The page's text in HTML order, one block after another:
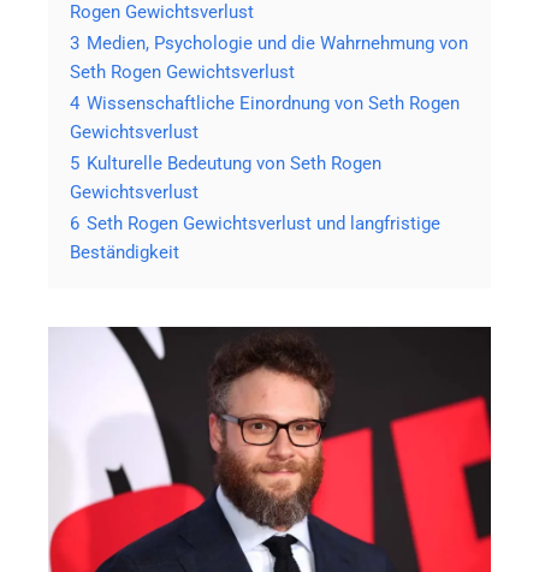
Rogen Gewichtsverlust
3 Medien, Psychologie und die Wahrnehmung von
Seth Rogen Gewichtsverlust
4 Wissenschaftliche Einordnung von Seth Rogen
Gewichtsverlust
5 Kulturelle Bedeutung von Seth Rogen
Gewichtsverlust
6 Seth Rogen Gewichtsverlust und langfristige
Beständigkeit